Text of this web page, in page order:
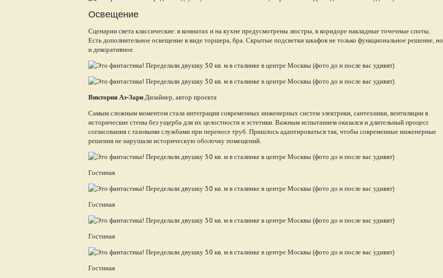
Освещение
Сценарии света классические: в комнатах и на кухне предусмотрены люстры, в коридоре накладные точечные споты.
Есть дополнительное освещение в виде торшера, бра. Скрытые подсветки шкафов не только функциональное решение, но
и декоративное.
Виктория Аз-ЗариДизайнер, автор проекта
Самым сложным моментом стала интеграция современных инженерных систем электрики, сантехники, вентиляции в
исторические стены без ущерба для их целостности и эстетики. Важным испытанием оказался и длительный процесс
согласования с газовыми службами при переносе труб. Пришлось адаптироваться так, чтобы современные инженерные
решения не нарушали историческую оболочку помещений.
Гостиная
Гостиная
Гостиная
Гостиная